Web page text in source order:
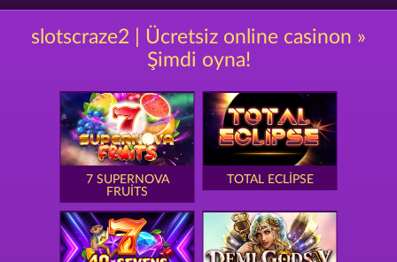
slotscraze2 | Ücretsiz online casinon »
Şimdi oyna!
7 SUPERNOVA
FRUITS
TOTAL ECLIPSE